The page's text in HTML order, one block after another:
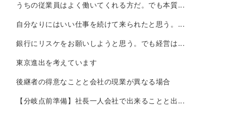
うちの従業員はよく働いてくれる方だ。でも本質...
自分なりにはいい仕事を続けて来られたと思う。...
銀行にリスケをお願いしようと思う。でも経営は...
東京進出を考えています
後継者の得意なことと会社の現業が異なる場合
【分岐点前準備】社長一人会社で出来ることと出...